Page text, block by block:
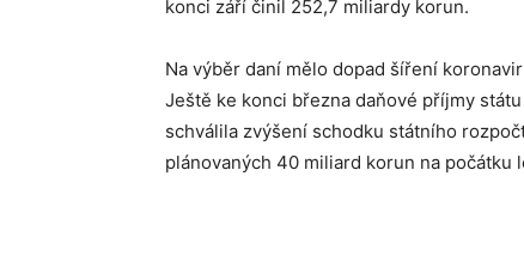
konci září činil 252,7 miliardy korun.
Na výběr daní mělo dopad šíření
Ještě ke konci března daňové příjmy
schválila zvýšení schodku státního
plánovaných 40 miliard korun na počátku